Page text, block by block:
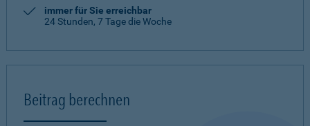
immer für Sie erreichbar
24 Stunden, 7 Tage die Woche
Beitrag berechnen